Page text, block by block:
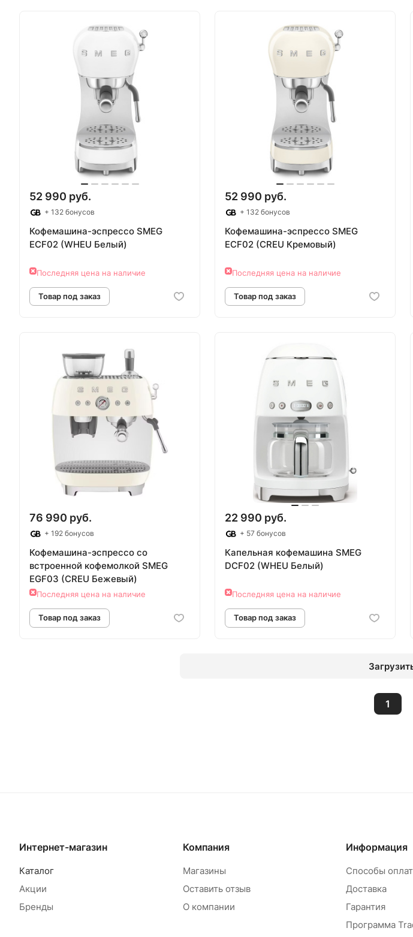
Товар под заказ Товар под заказ
52 990 руб.
+ 132 бонусов
Кофемашина-эспрессо SMEG
ECF02 (WHEU Белый)
Последняя цена на наличие
Товар под заказ
52 990 руб.
+ 132 бонусов
Кофемашина-эспрессо SMEG
ECF02 (CREU Кремовый)
Последняя цена на наличие
Товар под заказ
76 990 руб.
+ 192 бонусов
Кофемашина-эспрессо со
встроенной кофемолкой SMEG
EGF03 (CREU Бежевый)
Последняя цена на наличие
22 990 руб.
+ 57 бонусов
Капельная кофемашина SMEG
DCF02 (WHEU Белый)
Последняя цена на наличие
1
Интернет-магазин
Каталог
Акции
Бренды
Компания
Магазины
Оставить отзыв
О компании
Информация
Способы
Доставка
Гарантия
Программа